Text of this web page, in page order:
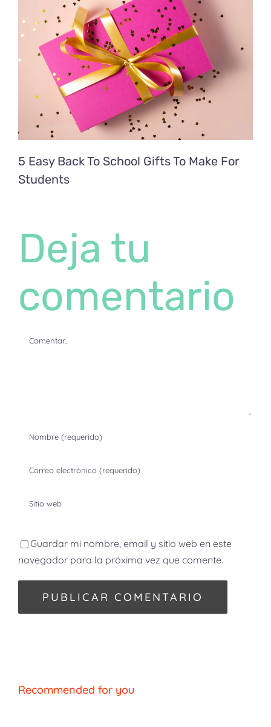
5 Easy Back To School Gifts To Make For
Students
Deja tu
comentario
Guardar mi nombre, email y sitio web en este
navegador para la próxima vez que comente.
Recommended for you